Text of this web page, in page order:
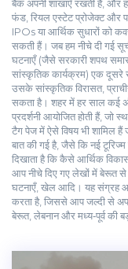
बैंक अपनी शाखाएँ रखती हैं, और
फंड, रियल एस्टेट प्रोजेक्ट और
IPOs या आर्थिक सुधारों को
सकती हैं। जब हम नीचे दी गई
घटनाएँ (जैसे सरकारी शपथ
सांस्कृतिक कार्यक्रम) एक
उसकेसांस्कृतिक विरासत,
सकता है। शहर में हर साल कई
प्रदर्शनी आयोजित होती हैं, जो
टैग पेज में ऐसे विषय भी शामिल
बात की गई है, जैसे कि नई
दिखाता है कि कैसे आर्थिक
आप नीचे दिए गए लेखों में बेरूत से
घटनाएँ, खेल आदि। यह संग्रह
करता है, जिससे आप जल्दी से
बेरूत, लेबनान और मध्य‑पूर्व की